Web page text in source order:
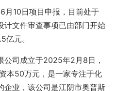
月10日项目申报，目前处于
计文件审查事项已由部门开始
亿元。
公司成立于2025年2月8日，
本50万元，是一家专注于化
企业，该公司是江阴市奥普斯